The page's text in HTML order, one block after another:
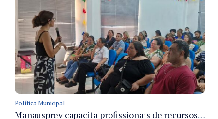
Política Municipal
Manausprev capacita profissionais de recursos humanos para agilizar concessão de aposentadorias no município